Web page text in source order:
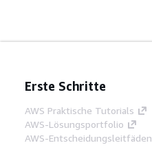
Erste Schritte
AWS Praktische Tutorials
AWS-Lösungsportfolio
AWS-Entscheidungsleitfäden